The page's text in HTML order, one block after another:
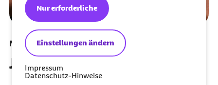
Einstellungen ändern
Nur erforderliche
Impressum
Datenschutz-Hinweise
Meine Barmer per App nutzen
Jetzt herunterladen